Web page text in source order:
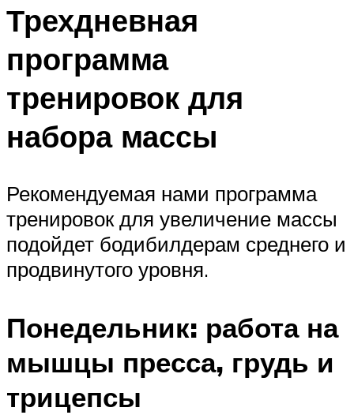
Трехдневная
программа
тренировок для
набора массы
Рекомендуемая нами программа
тренировок для увеличение массы
подойдет бодибилдерам среднего и
продвинутого уровня.
Понедельник: работа на
мышцы пресса, грудь и
трицепсы